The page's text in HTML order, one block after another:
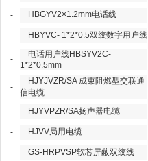
- HBGYV2×1.2mm电话线
- HBYVC- 1*2*0.5双绞数字用户线
-
电话用户线HBSYV2C-
1*2*0.5mm
-
HJYJVZR/SA 成束阻燃型交联通
信电缆
-
HJYVPZR/SA扬声器电缆
- HJVV局用电缆
- GS-HRPVSP软芯屏蔽双绞线